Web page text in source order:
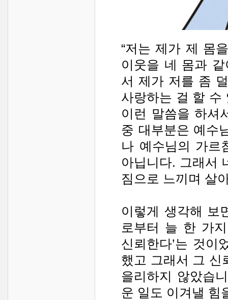
“저는 제가 제 몸
이웃을 네 몸과
서 제가 저를 좀
사랑하는 걸 할 수
이런 말씀을 하셔
중 대부분은 예수
나 예수님의 가르
아닙니다. 그래서
짐으로 느끼며 살
이렇게 생각해 보
로부터 늘 한 가
신뢰한다’는 것이
했고 그래서 그 신
을리하지 않았습
운 일도 이겨낼 힘